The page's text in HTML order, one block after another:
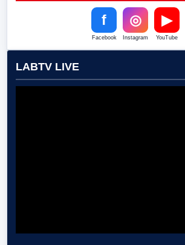
f
Facebook
◎
Instagram
▶
YouTube
LABTV LIVE